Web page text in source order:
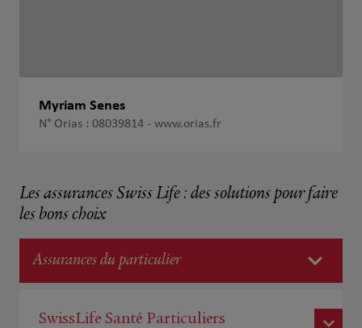
Myriam Senes
N° Orias : 08039814 - www.orias.fr
Les assurances Swiss Life : des solutions pour faire
les bons choix
Assurances du particulier
SwissLife Santé Particuliers